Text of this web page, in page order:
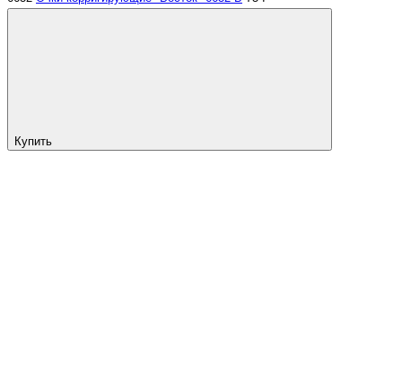
Купить